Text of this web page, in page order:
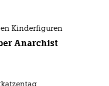
Kinderfiguren
Anarchist